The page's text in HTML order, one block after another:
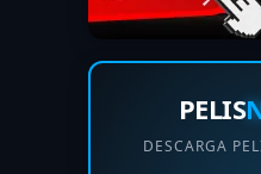
PELIS
DESCARGA